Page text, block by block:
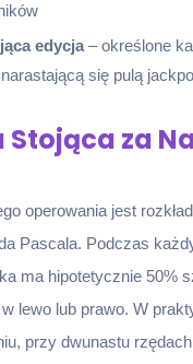
edycja– określone
się pulą
Stojąca za
operowania jest
Pascala. Podczas
ma hipotetycznie 50%
lewo lub prawo. W
przy dwunastu rzędach